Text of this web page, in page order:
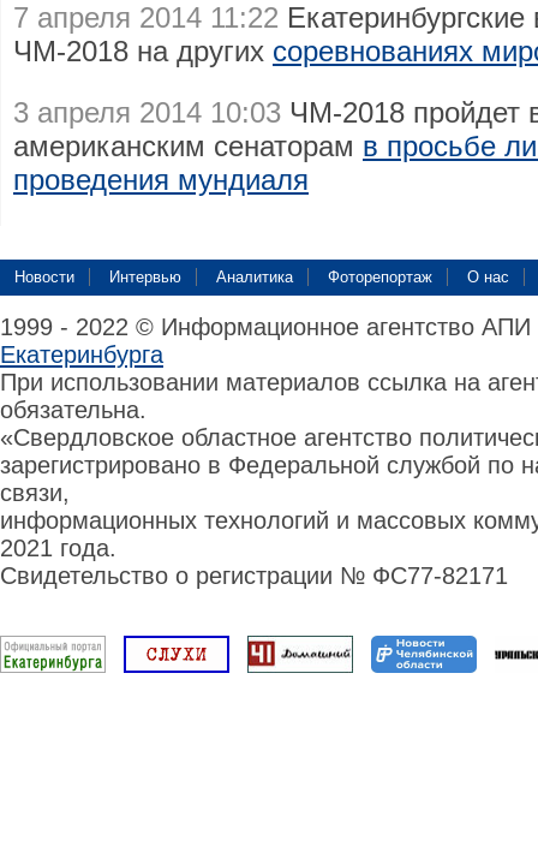
7 апреля 2014 11:22
ЧМ-2018 на других соревнованиях
3 апреля 2014 10:03 ЧМ-2018 пройдет
американским сенаторам в просьбе
проведения мундиаля
Новости Интервью Аналитика Фоторепортаж О нас
1999 - 2022 © Информационное агентство
Екатеринбурга
При использовании материалов ссылка на
обязательна.
«Свердловское областное агентство
зарегистрировано в Федеральной службой по
связи,
информационных технологий и массовых
2021 года.
Свидетельство о регистрации № ФС77-82171